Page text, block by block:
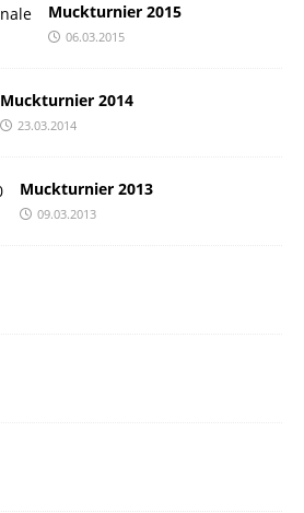
Muckturnier 2015
06.03.2015
Muckturnier 2014
23.03.2014
Muckturnier 2013
09.03.2013